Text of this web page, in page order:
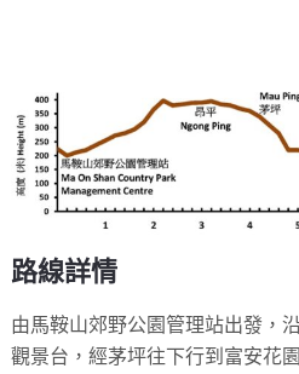
路線詳情
由馬鞍山郊野公園管理站出發，
觀景台，經茅坪往下行到富安花